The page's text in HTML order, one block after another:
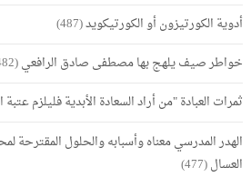
أدوية الكورتيزون أو الكورتيكويد(487)
خواطر صيف يلهج بها مصطفى صادق الرافعي(482)
ثمرات العبادة "من أراد السعادة الأبدية فليلزم عتبة
الهدر المدرسي معناه وأسبابه والحلول المقترحة
العسال(477)